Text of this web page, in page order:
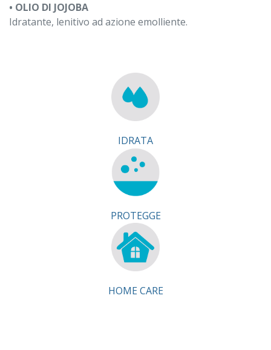
• OLIO DI JOJOBA
Idratante, lenitivo ad azione emolliente.
IDRATA
PROTEGGE
HOME CARE